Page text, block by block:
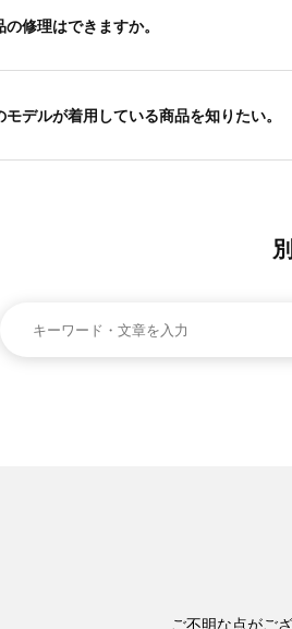
修理はできますか。
デルが着用している商品を知りたい。
ご不明な点がご